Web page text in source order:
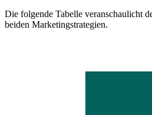
Die folgende Tabelle veranschaulicht
beiden Marketingstrategien.